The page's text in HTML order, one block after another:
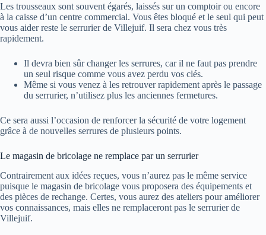
Les trousseaux sont souvent égarés, laissés sur un comptoir ou encore
à la caisse d’un centre commercial. Vous êtes bloqué et le seul qui peut
vous aider reste le serrurier de Villejuif. Il sera chez vous très
rapidement.
Il devra bien sûr changer les serrures, car il ne faut pas prendre
un seul risque comme vous avez perdu vos clés.
Même si vous venez à les retrouver rapidement après le passage
du serrurier, n’utilisez plus les anciennes fermetures.
Ce sera aussi l’occasion de renforcer la sécurité de votre logement
grâce à de nouvelles serrures de plusieurs points.
Le magasin de bricolage ne remplace par un serrurier
Contrairement aux idées reçues, vous n’aurez pas le même service
puisque le magasin de bricolage vous proposera des équipements et
des pièces de rechange. Certes, vous aurez des ateliers pour améliorer
vos connaissances, mais elles ne remplaceront pas le serrurier de
Villejuif.